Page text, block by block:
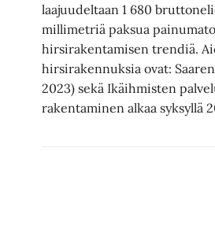
laajuudeltaan 1 680
millimetriä paksua
hirsirakentamisen trendiä.
hirsirakennuksia ovat:
2023) sekä Ikäihmisten
rakentaminen alkaa syksyllä